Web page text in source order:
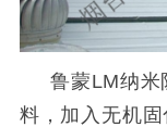
鲁蒙LM纳米
料，加入无机